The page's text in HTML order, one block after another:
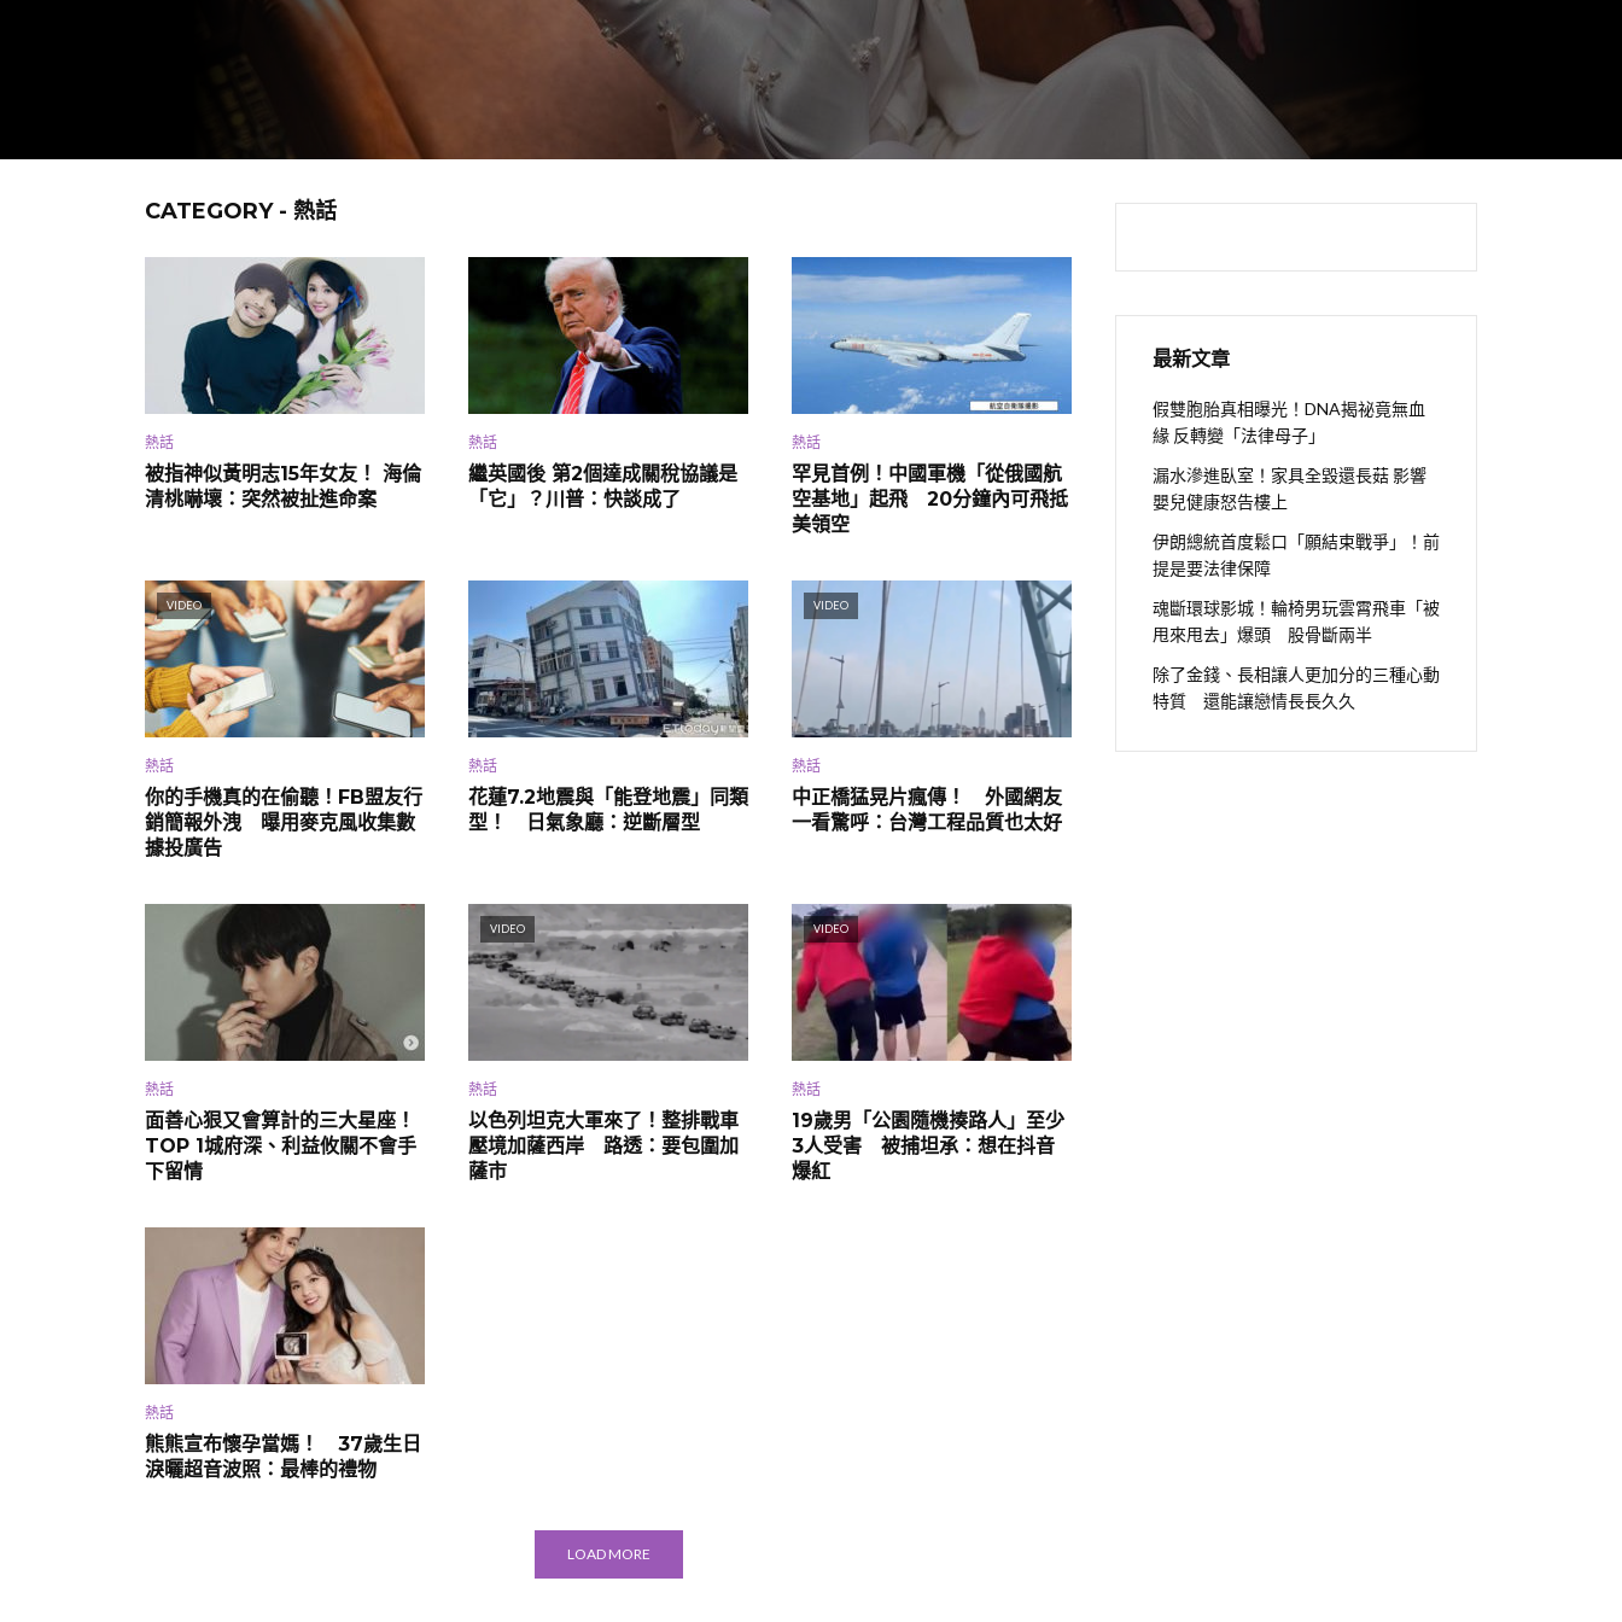
CATEGORY - 熱話
熱話
被指神似黃明志15年女友！ 海倫
清桃嚇壞：突然被扯進命案
熱話
繼英國後 第2個達成關稅協議是
「它」？川普：快談成了
熱話
罕見首例！中國軍機「從俄國航
空基地」起飛 20分鐘內可飛抵
美領空
VIDEO
熱話
你的手機真的在偷聽！FB盟友行
銷簡報外洩 曝用麥克風收集數
據投廣告
熱話
花蓮7.2地震與「能登地震」同類
型！ 日氣象廳：逆斷層型
VIDEO
熱話
中正橋猛晃片瘋傳！ 外國網友
一看驚呼：台灣工程品質也太好
熱話
面善心狠又會算計的三大星座！
TOP 1城府深、利益攸關不會手
下留情
VIDEO
熱話
以色列坦克大軍來了！整排戰車
壓境加薩西岸 路透：要包圍加
薩市
VIDEO
熱話
19歲男「公園隨機揍路人」至少
3人受害 被捕坦承：想在抖音
爆紅
熱話
熊熊宣布懷孕當媽！ 37歲生日
淚曬超音波照：最棒的禮物
LOAD MORE
最新文章
假雙胞胎真相曝光！DNA揭祕竟無血
緣 反轉變「法律母子」
漏水滲進臥室！家具全毀還長菇 影響
嬰兒健康怒告樓上
伊朗總統首度鬆口「願結束戰爭」！前
提是要法律保障
魂斷環球影城！輪椅男玩雲霄飛車「被
甩來甩去」爆頭 股骨斷兩半
除了金錢、長相讓人更加分的三種心動
特質 還能讓戀情長長久久